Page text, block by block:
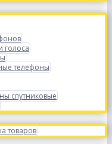
голоса
телефоны
спутниковые
товаров